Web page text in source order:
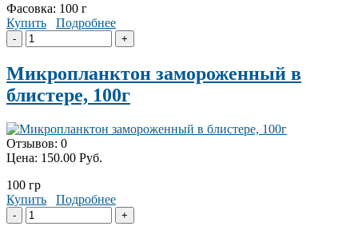
Фасовка: 100 г
Купить
Подробнее
Микропланктон замороженный в
блистере, 100г
Отзывов: 0
Цена: 150.00 Руб.
100 гр
Купить
Подробнее